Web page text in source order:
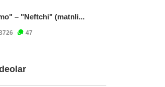
– "Neftchi" (matnli...
47